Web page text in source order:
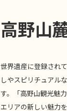
高野山
世界遺産に登録され
しやスピリチュアル
す。「高野山観光魅
エリアの新しい魅力